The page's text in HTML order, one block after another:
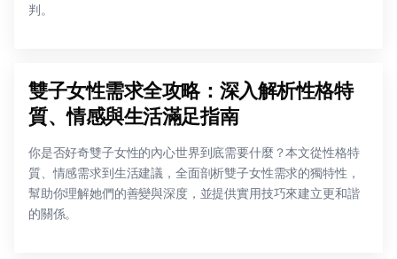
判。
雙子女性需求全攻略：深入解析性格特
質、情感與生活滿足指南
你是否好奇雙子女性的內心世界到底需要什麼？本文從性格特
質、情感需求到生活建議，全面剖析雙子女性需求的獨特性，
幫助你理解她們的善變與深度，並提供實用技巧來建立更和諧
的關係。